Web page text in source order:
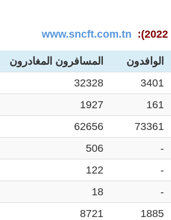
www.sncft.com.tn
الوافدون المسافرون المغادرون
3401
32328
161
1927
73361
62656
-
506
-
122
-
18
1885
8721